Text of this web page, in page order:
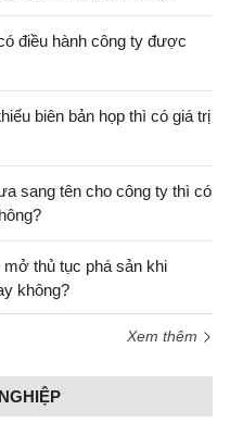
điều hành công ty được
biên bản họp thì có giá trị
sang tên cho công ty thì có
thủ tục phá sản khi
không?
Xem thêm